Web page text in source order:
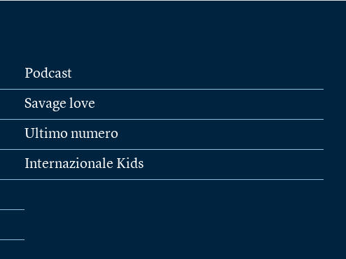
Podcast
Savage love
Ultimo numero
Internazionale Kids